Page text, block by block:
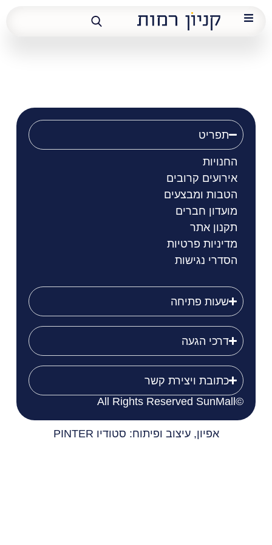
תפריט
החנויות
אירועים קרובים
הטבות ומבצעים
מועדון חברים
תקנון אתר
מדיניות פרטיות
הסדרי נגישות
שעות פתיחה
דרכי הגעה
כתובת ויצירת קשר
©All Rights Reserved SunMall
אפיון, עיצוב ופיתוח: סטודיו PINTER